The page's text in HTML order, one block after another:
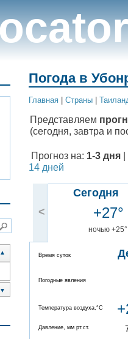
▲
▼
Погода в
Главная Cтраны
Представляем
(сегодня, завтра и
Прогноз на: 1-3 дня
14 дней
<
Сегодня
+27°
ночью +25°
Время суток
Погодные явления
Температура воздуха,°C
Давление, мм рт.ст.